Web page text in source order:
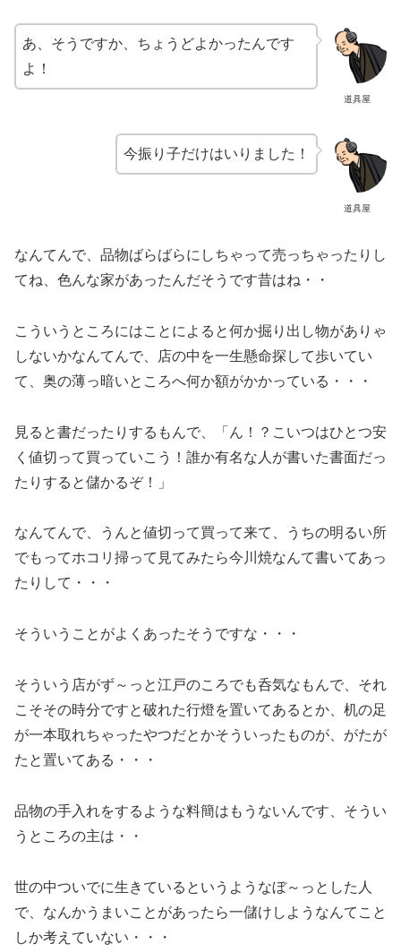
道具屋
あ、そうですか、ちょうどよかったんです
よ！
道具屋
今振り子だけはいりました！
なんてんで、品物ばらばらにしちゃって売っちゃったりし
てね、色んな家があったんだそうです昔はね・・
こういうところにはことによると何か掘り出し物がありゃ
しないかなんてんで、店の中を一生懸命探して歩いてい
て、奥の薄っ暗いところへ何か額がかかっている・・・
見ると書だったりするもんで、「ん！？こいつはひとつ安
く値切って買っていこう！誰か有名な人が書いた書面だっ
たりすると儲かるぞ！」
なんてんで、うんと値切って買って来て、うちの明るい所
でもってホコリ掃って見てみたら今川焼なんて書いてあっ
たりして・・・
そういうことがよくあったそうですな・・・
そういう店がず～っと江戸のころでも呑気なもんで、それ
こそその時分ですと破れた行燈を置いてあるとか、机の足
が一本取れちゃったやつだとかそういったものが、がたが
たと置いてある・・・
品物の手入れをするような料簡はもうないんです、そうい
うところの主は・・
世の中ついでに生きているというようなぼ～っとした人
で、なんかうまいことがあったら一儲けしようなんてこと
しか考えていない・・・